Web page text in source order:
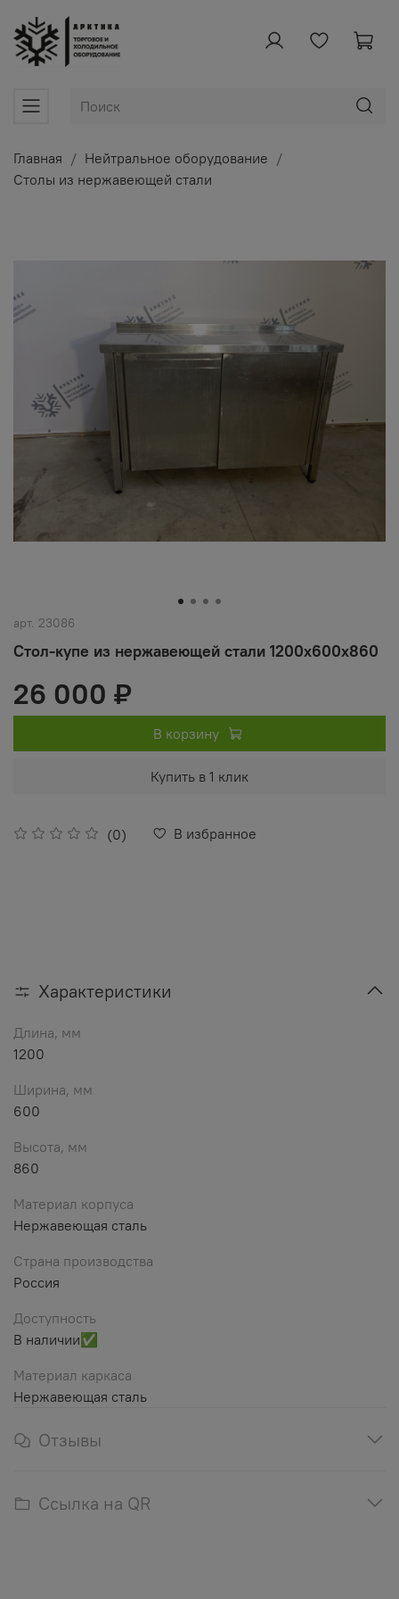
Главная
Нейтральное оборудование
Столы из нержавеющей стали
арт. 23086
Стол-купе из нержавеющей стали 1200х600х860
(0) В избранное
26 000 ₽
В корзину
Купить в 1 клик
Характеристики
Длина, мм
1200
Ширина, мм
600
Высота, мм
860
Материал корпуса
Нержавеющая сталь
Страна производства
Россия
Доступность
В наличии✅
Материал каркаса
Нержавеющая сталь
Отзывы
Ссылка на QR